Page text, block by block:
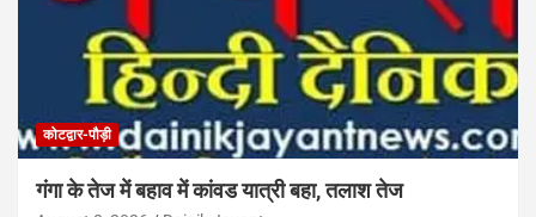
कोटद्वार-पौड़ी
गंगा के तेज में बहाव में कांवड यात्री बहा, तलाश तेज